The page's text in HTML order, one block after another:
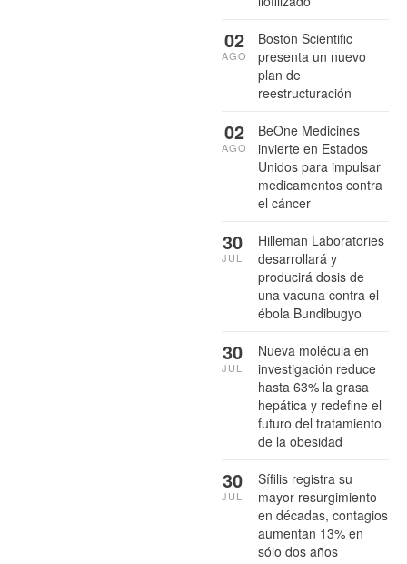
Boston Scientific
presenta un nuevo
plan de
reestructuración
02
AGO
BeOne Medicines
invierte en Estados
Unidos para impulsar
medicamentos contra
el cáncer
02
AGO
Hilleman Laboratories
desarrollará y
producirá dosis de
una vacuna contra el
ébola Bundibugyo
30
JUL
Nueva molécula en
investigación reduce
hasta 63% la grasa
hepática y redefine el
futuro del tratamiento
de la obesidad
30
JUL
Sífilis registra su
mayor resurgimiento
en décadas, contagios
aumentan 13% en
sólo dos años
30
JUL